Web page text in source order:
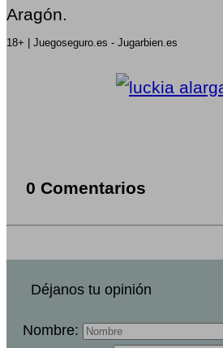
Aragón.
18+ | Juegoseguro.es - Jugarbien.es
0 Comentarios
Déjanos tu opinión
Nombre: